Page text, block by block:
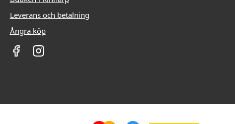
Leverans och betalning
Ångra köp